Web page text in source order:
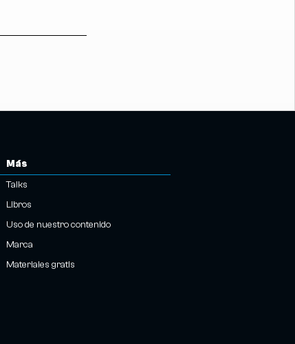
Más
Talks
Libros
Uso de nuestro contenido
Marca
Materiales gratis